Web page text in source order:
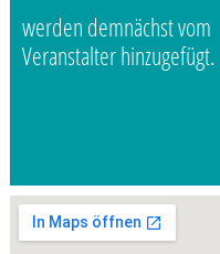
werden demnächst vom
Veranstalter hinzugefügt.